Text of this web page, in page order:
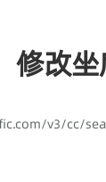
修改
v3/cc/